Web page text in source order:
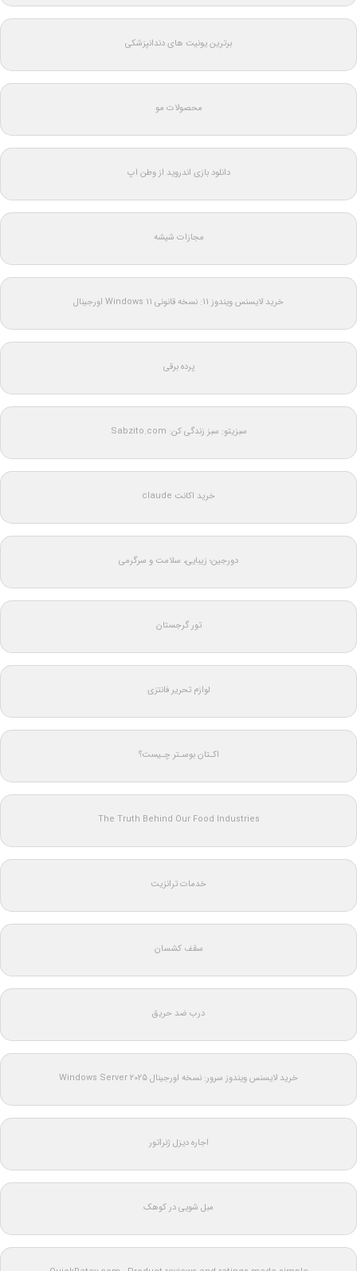
برترین یونیت های دندانپزشکی
محصولات مو
دانلود بازی اندروید از وطن اپ
مجازات شیشه
خرید لایسنس ویندوز 11: نسخه قانونی Windows 11 اورجینال
پرده برقی
سبزیتو: سبز زندگی کن: Sabzito.com
خرید اکانت claude
دورجین؛ زیبایی، سلامت و سرگرمی
تور گرجستان
لوازم تحریر فانتزی
اکـتان بوسـتر چـیست؟
The Truth Behind Our Food Industries
خدمات ترانزیت
سقف کشسان
درب ضد حریق
خرید لایسنس ویندوز سرور: نسخه اورجینال Windows Server 2025
اجاره دیزل ژنراتور
مبل شویی در کوهک